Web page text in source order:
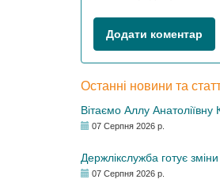
Додати коментар
Останні новини та
Вітаємо Аллу
07 Серпня 2026 р.
Держлікслужба готує
07 Серпня 2026 р.